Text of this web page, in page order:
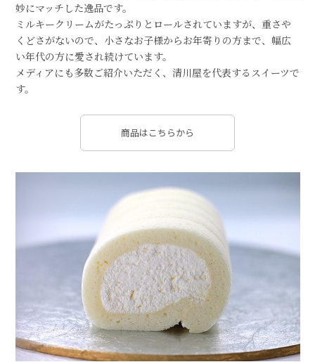
妙にマッチした逸品です。
ミルキークリームがたっぷりとロールされていますが、重さや
くどさがないので、小さなお子様からお年寄りの方まで、幅広
い年代の方に愛され続けています。
メディアにも多数ご紹介いただく、清川屋を代表するスイーツで
す。
商品はこちらから